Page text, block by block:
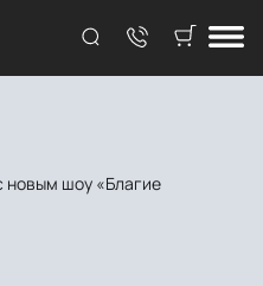
новым шоу «Благие